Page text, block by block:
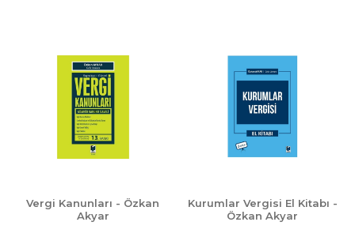
Vergi Kanunları - Özkan
Akyar
Kurumlar Vergisi El Kitabı -
Özkan Akyar